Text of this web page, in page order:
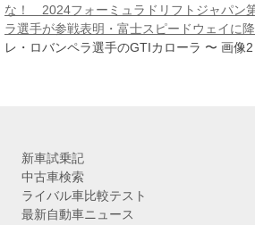
ブ
な！ 2024フォーミュラドリフトジャパン
ラ選手が参戦表明・富士スピードウェイに
レ・ロバンペラ選手のGTIカローラ 〜 画像2
新車試乗記
中古車検索
ライバル車比較テスト
最新自動車ニュース